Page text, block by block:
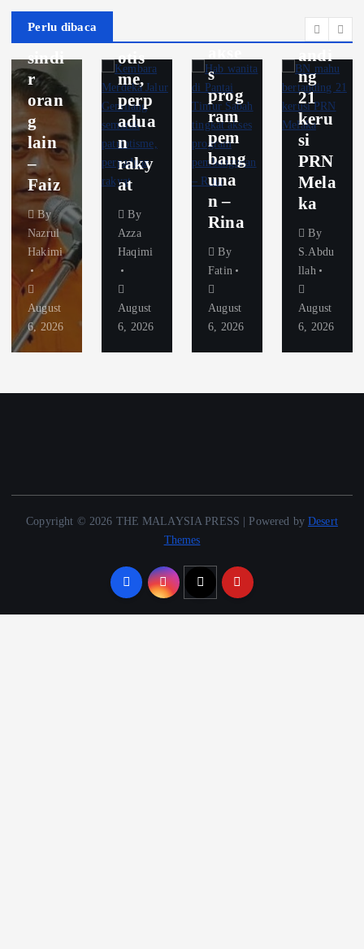
Perlu dibaca
alas
an
sindi
r
oran
g
lain
–
Faiz
By
Nazrul
Hakimi
August
6, 2026
otis
me,
perp
adua
n
raky
at
By
Azza
Haqimi
August
6, 2026
s
prog
ram
pem
bang
una
n –
Rina
By
Fatin
August
6, 2026
bert
andi
ng
21
keru
si
PRN
Mela
ka
By
S.Abdu
llah
August
6, 2026
Copyright © 2026 THE MALAYSIA PRESS | Powered byDesert
Themes